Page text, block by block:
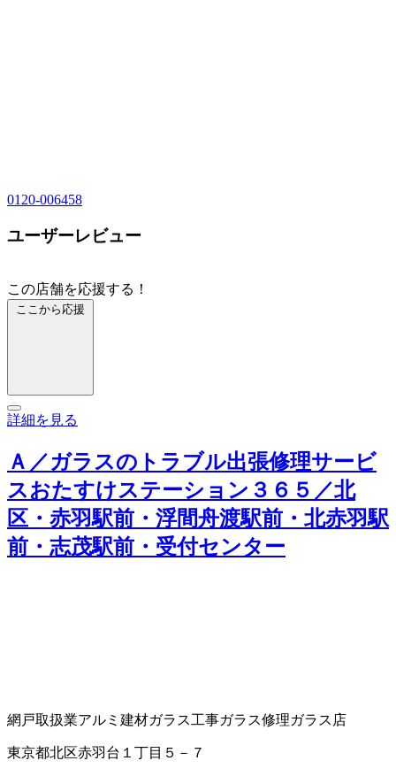
0120-006458
ユーザーレビュー
この店舗を応援する！
ここから応援
詳細を見る
Ａ／ガラスのトラブル出張修理サービ
スおたすけステーション３６５／北
区・赤羽駅前・浮間舟渡駅前・北赤羽駅
前・志茂駅前・受付センター
網戸取扱業アルミ建材ガラス工事ガラス修理ガラス店
東京都北区赤羽台１丁目５－７